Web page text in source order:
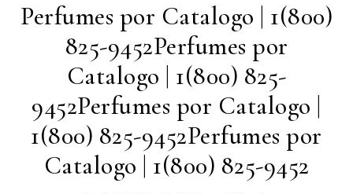
Perfumes por Catalogo | 1(800)
825-9452Perfumes por
Catalogo | 1(800) 825-
9452Perfumes por Catalogo |
1(800) 825-9452Perfumes por
Catalogo | 1(800) 825-9452